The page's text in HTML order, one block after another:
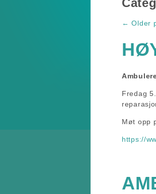
← Older
Fredag
Møt opp
https://